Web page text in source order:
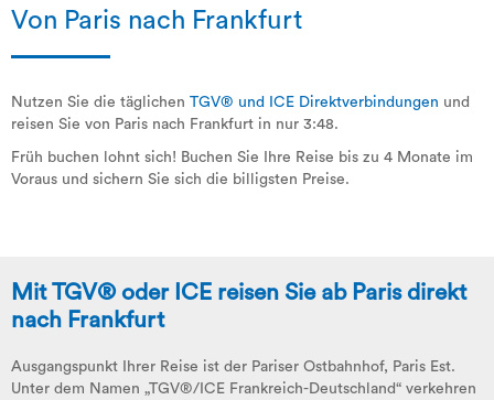
Von Paris nach Frankfurt
Nutzen Sie die täglichen TGV® und ICE Direktverbindungen und
reisen Sie von Paris nach Frankfurt in nur 3:48.
Früh buchen lohnt sich! Buchen Sie Ihre Reise bis zu 4 Monate im
Voraus und sichern Sie sich die billigsten Preise.
Mit TGV® oder ICE reisen Sie ab Paris direkt
nach Frankfurt
Ausgangspunkt Ihrer Reise ist der Pariser Ostbahnhof, Paris Est.
Unter dem Namen „TGV®/ICE Frankreich-Deutschland“ verkehren